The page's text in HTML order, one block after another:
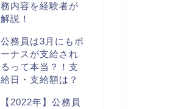
務内容を経験者が
解説！
公務員は3月にもボ
ーナスが支給され
るって本当？！支
給日・支給額は？
【2022年】公務員